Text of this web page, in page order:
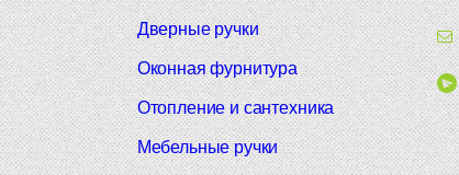
Дверные ручки
Оконная фурнитура
Отопление и сантехника
Мебельные ручки